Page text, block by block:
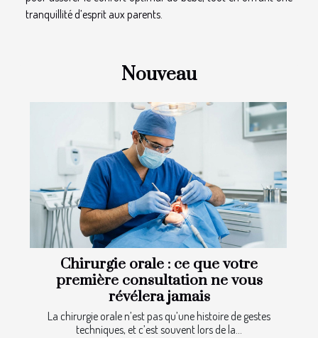
tranquillité d’esprit aux parents.
Nouveau
Chirurgie orale : ce que votre
première consultation ne vous
révélera jamais
La chirurgie orale n’est pas qu’une histoire de gestes
techniques, et c’est souvent lors de la...